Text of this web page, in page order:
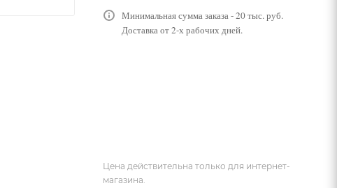
Минимальная сумма заказа - 20 тыс. руб.
Доставка от 2-х рабочих дней.
Цена действительна только для интернет-
магазина.